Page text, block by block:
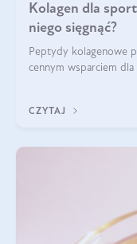
Kolagen dla
niego sięgnąć?
Peptydy kolagenowe
cennym wsparciem
CZYTAJ